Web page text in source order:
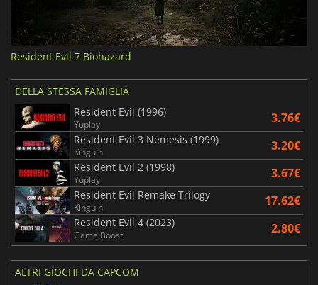
Resident Evil 7 Biohazard
DELLA STESSA FAMIGLIA
Resident Evil (1996)
Yuplay 3.76€
Resident Evil 3 Nemesis (1999)
Kinguin 3.20€
Resident Evil 2 (1998)
Yuplay 3.67€
Resident Evil Remake Trilogy
Kinguin 17.62€
Resident Evil 4 (2023)
Game Boost 2.80€
ALTRI GIOCHI DA CAPCOM